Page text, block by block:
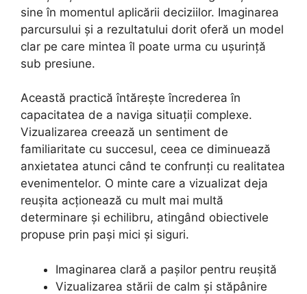
sine în momentul aplicării deciziilor. Imaginarea
parcursului și a rezultatului dorit oferă un model
clar pe care mintea îl poate urma cu ușurință
sub presiune.
Această practică întărește încrederea în
capacitatea de a naviga situații complexe.
Vizualizarea creează un sentiment de
familiaritate cu succesul, ceea ce diminuează
anxietatea atunci când te confrunți cu realitatea
evenimentelor. O minte care a vizualizat deja
reușita acționează cu mult mai multă
determinare și echilibru, atingând obiectivele
propuse prin pași mici și siguri.
Imaginarea clară a pașilor pentru reușită
Vizualizarea stării de calm și stăpânire